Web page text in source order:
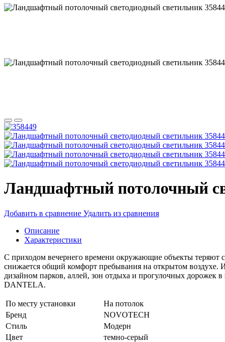
Ландшафтный потолочный
Добавить в сравнение Удалить из сравнения
Описание
Характеристики
С приходом вечернего времени окружающие объекты теряют
снижается общий комфорт пребывания на открытом воздухе.
дизайном парков, аллей, зон отдыха и прогулочных
DANTELA.
По месту установки
На потолок
Бренд
NOVOTECH
Стиль
Модерн
Цвет
темно-серый